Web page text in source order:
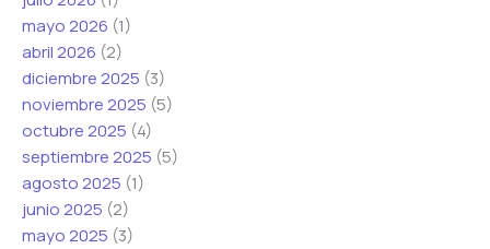
mayo 2026 (1)
abril 2026 (2)
diciembre 2025 (3)
noviembre 2025 (5)
octubre 2025 (4)
septiembre 2025 (5)
agosto 2025 (1)
junio 2025 (2)
mayo 2025 (3)